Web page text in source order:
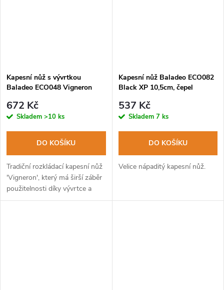
Kapesní nůž s vývrtkou
Baladeo ECO048 Vigneron
dřevo zebrawood, trn
672 Kč
Skladem >10 ks
DO KOŠÍKU
Tradiční rozkládací kapesní nůž
'Vigneron', který má širší záběr
použitelnosti díky vývrtce a
trnu, které jsou součástí nože.
Kapesní nůž Baladeo ECO082
Black XP 10,5cm, čepel
rukojeť
537 Kč
Skladem 7 ks
DO KOŠÍKU
Velice nápaditý kapesní nůž.